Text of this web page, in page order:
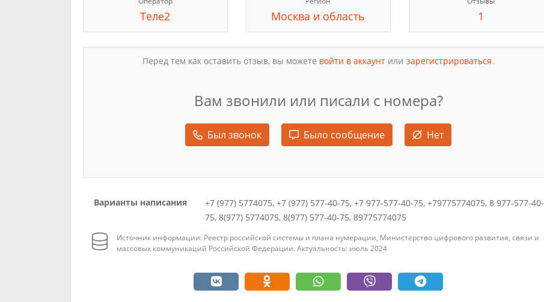
Теле2 Москва и область 1
Перед тем как оставить отзыв, вы можете войти в аккаунтили зарегистрироваться.
Вам звонили или писали с номера?
Был звонок Было сообщение Нет
Варианты написания
+7 (977) 5774075, +7 (977) 577-40-75, +7 977-577-40-75, +79775774075, 8 977-577-40-
75, 8(977) 5774075, 8(977) 577-40-75, 89775774075
Источник информации: Реестр российской системы и плана нумерации, Министерство цифрового развития, связи и
массовых коммуникаций Российской Федерации. Актуальность: июль 2024